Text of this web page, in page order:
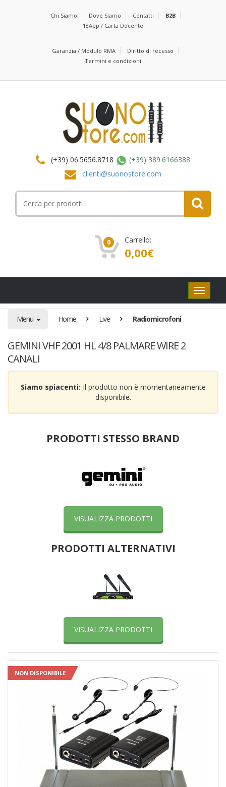
Chi Siamo Dove Siamo Contatti
B2B
18App / Carta Docente
Garanzia / Modulo RMA
Diritto di recesso
Termini e condizioni
(+39) 06.5656.8718
(+39) 389.6166388
clienti@suonostore.com
per:
0 Carrello:
0,00€
Pulsanti
di
Menu Home Live Radiomicrofoni
GEMINI VHF 2001 HL 4/8 PALMARE WIRE 2
CANALI
Siamo spiacenti: Il prodotto non è momentaneamente
disponibile.
PRODOTTI STESSO BRAND
VISUALIZZA PRODOTTI
PRODOTTI ALTERNATIVI
VISUALIZZA PRODOTTI
NON DISPONIBILE